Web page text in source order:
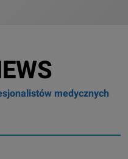
medycznych